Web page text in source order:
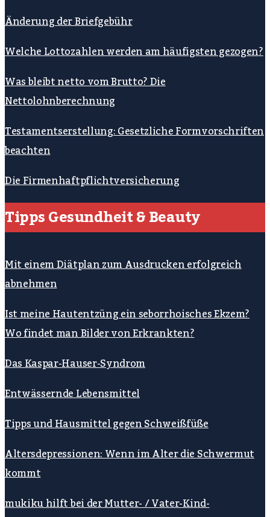
Änderung der Briefgebühr
Welche Lottozahlen werden am häufigsten gezogen?
Was bleibt netto vom Brutto? Die
Nettolohnberechnung
Testamentserstellung: Gesetzliche Formvorschriften
beachten
Die Firmenhaftpflichtversicherung
Tipps Gesundheit & Beauty
Mit einem Diätplan zum Ausdrucken erfolgreich
abnehmen
Ist meine Hautentzüng ein seborrhoisches Ekzem?
Wo findet man Bilder von Erkrankten?
Das Kaspar-Hauser-Syndrom
Entwässernde Lebensmittel
Tipps und Hausmittel gegen Schweißfüße
Altersdepressionen: Wenn im Alter die Schwermut
kommt
mukiku hilft bei der Mutter- / Vater-Kind-